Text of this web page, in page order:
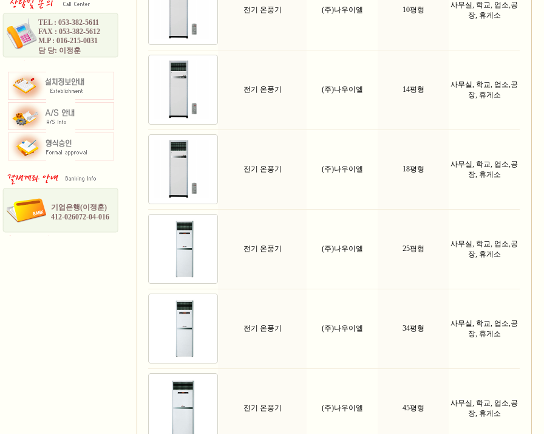
TEL : 053-382-5611
FAX : 053-382-5612
M.P : 016-215-0031
담 당: 이정훈
기업은행(이정훈)
412-026072-04-016
전기 온풍기 (주)나우이엘 10평형
사무실, 학교, 업소,공
장, 휴게소
전기 온풍기 (주)나우이엘 14평형
사무실, 학교, 업소,공
장, 휴게소
전기 온풍기 (주)나우이엘 18평형
사무실, 학교, 업소,공
장, 휴게소
전기 온풍기 (주)나우이엘 25평형
사무실, 학교, 업소,공
장, 휴게소
전기 온풍기 (주)나우이엘 34평형
사무실, 학교, 업소,공
장, 휴게소
전기 온풍기 (주)나우이엘 45평형
사무실, 학교, 업소,공
장, 휴게소